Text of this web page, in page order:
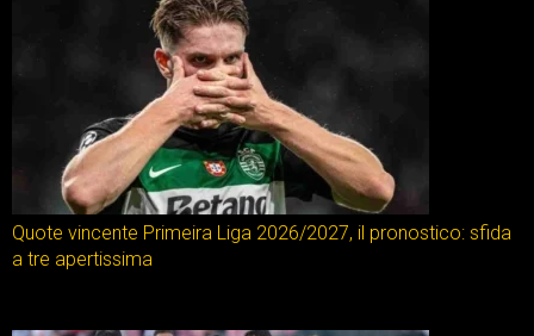
Quote vincente Primeira Liga 2026/2027, il pronostico: sfida
a tre apertissima